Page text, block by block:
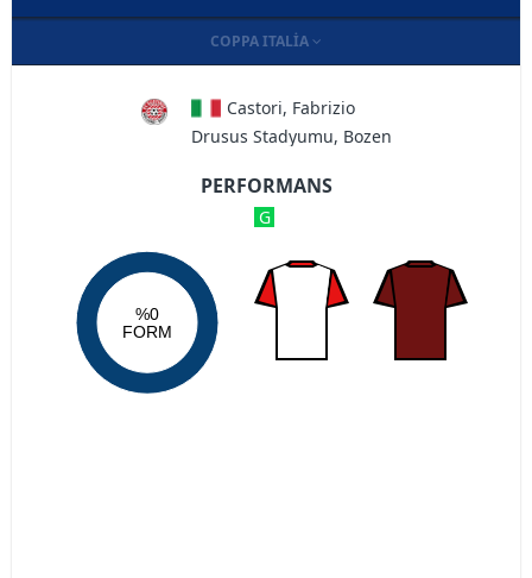
COPPA ITALIA
Castori, Fabrizio
Drusus Stadyumu, Bozen
PERFORMANS
G
%0
FORM